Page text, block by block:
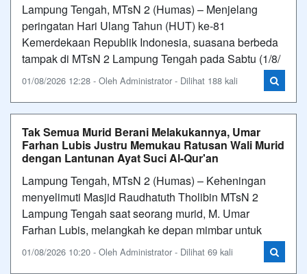
Lampung Tengah, MTsN 2 (Humas) – Menjelang
peringatan Hari Ulang Tahun (HUT) ke-81
Kemerdekaan Republik Indonesia, suasana berbeda
tampak di MTsN 2 Lampung Tengah pada Sabtu (1/8/
01/08/2026 12:28 - Oleh Administrator - Dilihat 188 kali
Tak Semua Murid Berani Melakukannya, Umar
Farhan Lubis Justru Memukau Ratusan Wali Murid
dengan Lantunan Ayat Suci Al-Qur'an
Lampung Tengah, MTsN 2 (Humas) – Keheningan
menyelimuti Masjid Raudhatuth Tholibin MTsN 2
Lampung Tengah saat seorang murid, M. Umar
Farhan Lubis, melangkah ke depan mimbar untuk
01/08/2026 10:20 - Oleh Administrator - Dilihat 69 kali